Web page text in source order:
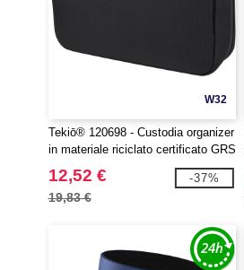
W32
Tekiō® 120698 - Custodia organizer
in materiale riciclato certificato GRS
Rise
12,52 €
19,83 €
-37%